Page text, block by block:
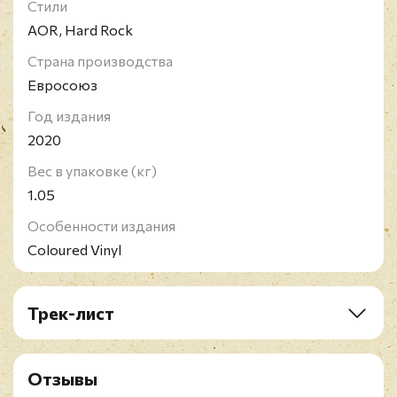
Стили
AOR, Hard Rock
Страна производства
Евросоюз
Год издания
2020
Вес в упаковке (кг)
1.05
Особенности издания
Coloured Vinyl
Трек-лист
A1. Die Hard The Hunter
A2. Animal
A3. Excitable
Отзывы